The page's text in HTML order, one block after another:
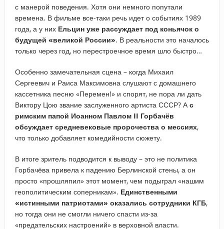
с манерой поведения. Хотя они немного попутали
времена. В фильме все-таки речь идет о событиях 1989
года, а у них Ельцин уже рассуждает под коньячок о
будущей «великой России». В реальности это началось
только через год, но перестроечное время шло быстро…
Особенно замечательная сцена – когда Михаил
Сергеевич и Раиса Максимовна слушают с домашнего
кассетника песню «Перемен!» и спорят, не пора ли дать
Виктору Цою звание заслуженного артиста СССР? Ас
римским папой Иоанном Павлом II Горбачёв
обсуждает средневековые пророчества о мессиях,
что только добавляет комедийности сюжету.
В итоге зритель подводится к выводу – это не политика
Горбачёва привела к падению Берлинской стены, а он
просто «прошляпил» этот момент, чем подыграл «нашим
геополитическим соперникам». Единственными
«истинными патриотами» оказались сотрудники КГБ,
но тогда они не смогли ничего спасти из-за
«предательских настроений» в верховной власти.